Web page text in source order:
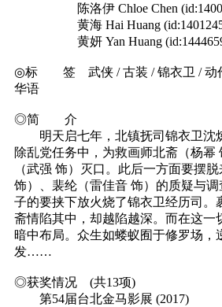
陈洛伊 Chloe Chen
黄海 Hai Huang
黄妍 Yan Huang
◎标 签 武侠 / 古装 / 锦衣卫 / 动作
华语
◎简 介
明天启七年，北镇抚司锦衣卫沈
除乱党任务中，为救画师北斋（杨幂
（武强 饰）灭口。此后一方面要摆
饰）、裴纶（雷佳音 饰）的质疑与
子的要挟下放火烧了锦衣卫经历司。
斋情陷其中，却越陷越深。而在这一
暗中布局。众生如蝼蚁囿于修罗场，
发……
◎获奖情况 (共13项)
第54届台北金马影展 (2017)